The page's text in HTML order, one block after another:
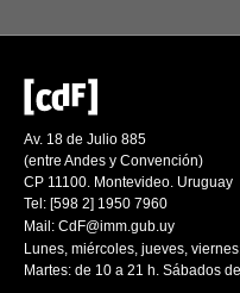
Av. 18 de Julio 885
(entre Andes y Convención)
CP 11100. Montevideo. Uruguay
Tel: [598 2] 1950 7960
Mail: CdF@imm.gub.uy
Lunes, miércoles, jueves,
Martes: de 10 a 21 h. Sábados